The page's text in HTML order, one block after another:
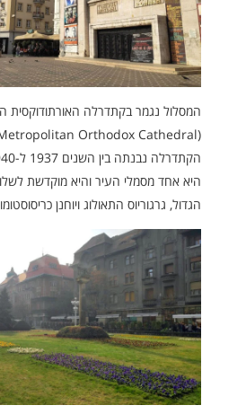
המסלול נגמר בקתדרלה האורתודוקסית
הקתדרלה נבנתה בין השנים 1937 ל-1940.
היא אחד מסמלי העיר והיא מוקדשת
הגדול, גרגוריוס התאולוג ויוחנן